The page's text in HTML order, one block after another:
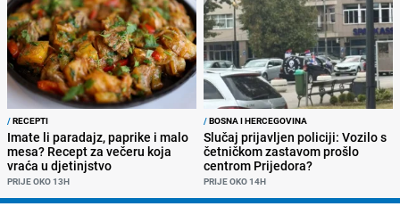
/RECEPTI
Imate li paradajz, paprike i malo
mesa? Recept za večeru koja
vraća u djetinjstvo
PRIJE OKO 13H
/BOSNA I HERCEGOVINA
Slučaj prijavljen policiji: Vozilo s
četničkom zastavom prošlo
centrom Prijedora?
PRIJE OKO 14H